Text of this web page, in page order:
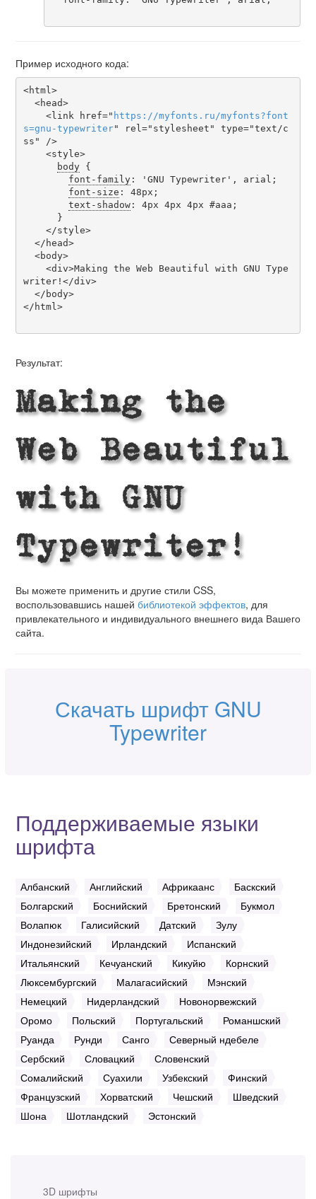
3D шрифты
Пример исходного кода:
<html>
    <link href="
https ://myfonts . ru/myfonts?font
s=gnu-typewriter" rel="stylesheet" type="text/c
ss" />
body {
font-family: 'GNU Typewriter', arial;
font-size : 48px;
text-shadow: 4px 4px 4px #aaa;
writer!</div>
</html>
Результат:
Making the
Web Beautiful
with GNU
Typewriter!
Вы можете применить и другие стили CSS,
воспользовавшись нашей библиотекой эффектов, для
привлекательного и индивидуального внешнего вида Вашего
сайта.
Скачать шрифт GNU
Typewriter
Поддерживаемые языки
шрифта
Албанский Английский Африкаанс
Баскский
Болгарский
Боснийский Бретонский
Букмол
Волапюк
Галисийский Датский
Зулу
Индонезийский
Ирландский
Испанский
Итальянский
Кечуанский Кикуйю
Корнский
Люксембургский
Малагасийский
Мэнский
Немецкий
Нидерландский
Новонорвежский
Оромо
Польский Португальский
Романшский
Руанда
Рунди Санго
Северный ндебеле
Сербский
Словацкий
Словенский
Сомалийский
Суахили Узбекский
Финский
Французский
Хорватский Чешский
Шведский
Шона
Шотландский Эстонский